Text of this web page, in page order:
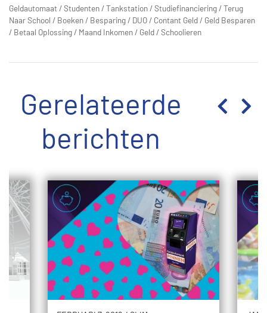
Geldautomaat /Studenten /Tankstation /Studiefinanciering /Terug
Naar School / Boeken / Besparing / DUO / Contant Geld / Geld Besparen
/ Betaal Oplossing / Maand Inkomen / Geld /Schoolieren
Gerelateerde
berichten